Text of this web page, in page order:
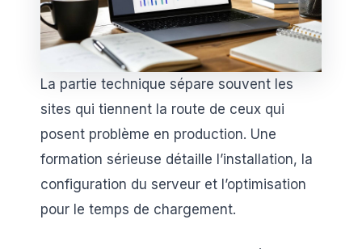
La partie technique sépare souvent les
sites qui tiennent la route de ceux qui
posent problème en production. Une
formation sérieuse détaille l’installation, la
configuration du serveur et l’optimisation
pour le temps de chargement.